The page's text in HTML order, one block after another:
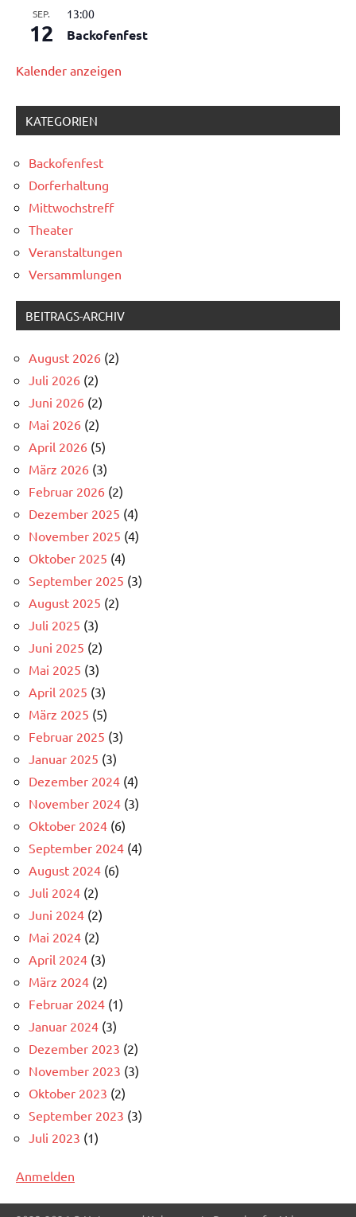
SEP.
12
13:00
Backofenfest
Kalender anzeigen
KATEGORIEN
Backofenfest
Dorferhaltung
Mittwochstreff
Theater
Veranstaltungen
Versammlungen
BEITRAGS-ARCHIV
August 2026 (2)
Juli 2026 (2)
Juni 2026 (2)
Mai 2026 (2)
April 2026 (5)
März 2026 (3)
Februar 2026 (2)
Dezember 2025 (4)
November 2025 (4)
Oktober 2025 (4)
September 2025 (3)
August 2025 (2)
Juli 2025 (3)
Juni 2025 (2)
Mai 2025 (3)
April 2025 (3)
März 2025 (5)
Februar 2025 (3)
Januar 2025 (3)
Dezember 2024 (4)
November 2024 (3)
Oktober 2024 (6)
September 2024 (4)
August 2024 (6)
Juli 2024 (2)
Juni 2024 (2)
Mai 2024 (2)
April 2024 (3)
März 2024 (2)
Februar 2024 (1)
Januar 2024 (3)
Dezember 2023 (2)
November 2023 (3)
Oktober 2023 (2)
September 2023 (3)
Juli 2023 (1)
Anmelden